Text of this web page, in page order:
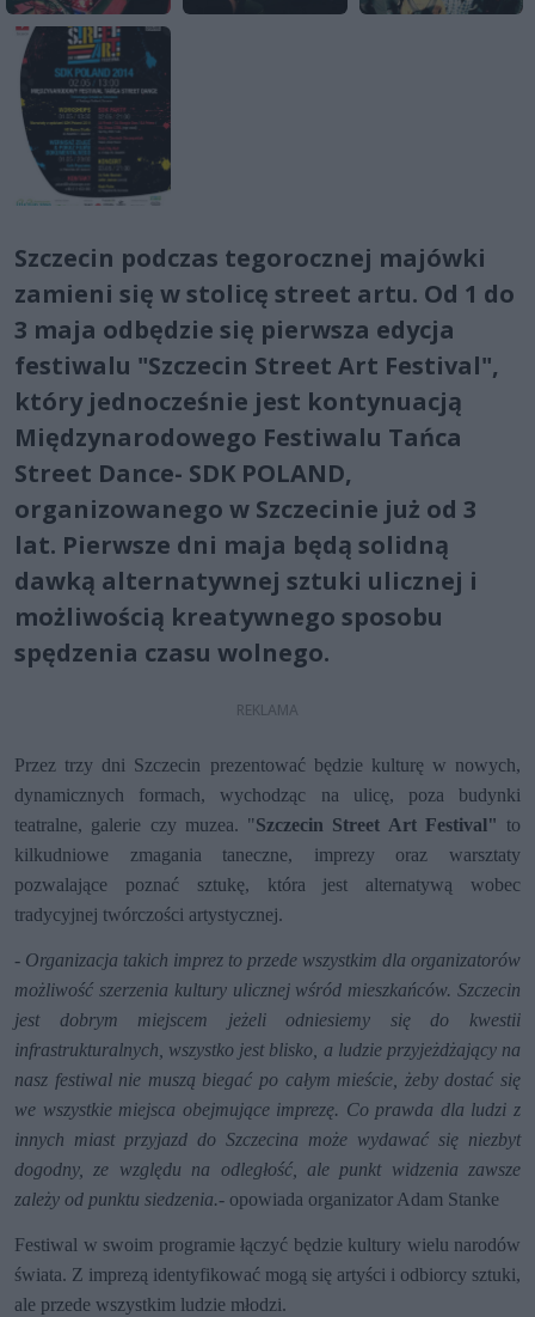
Szczecin podczas tegorocznej majówki
zamieni się w stolicę street artu. Od 1 do
3 maja odbędzie się pierwsza edycja
festiwalu "Szczecin Street Art Festival",
który jednocześnie jest kontynuacją
Międzynarodowego Festiwalu Tańca
Street Dance- SDK POLAND,
organizowanego w Szczecinie już od 3
lat. Pierwsze dni maja będą solidną
dawką alternatywnej sztuki ulicznej i
możliwością kreatywnego sposobu
spędzenia czasu wolnego.
Przez trzy dni Szczecin prezentować będzie kulturę w nowych,
dynamicznych formach, wychodząc na ulicę, poza budynki
teatralne, galerie czy muzea. "Szczecin Street Art Festival" to
kilkudniowe zmagania taneczne, imprezy oraz warsztaty
pozwalające poznać sztukę, która jest alternatywą wobec
tradycyjnej twórczości artystycznej.
- Organizacja takich imprez to przede wszystkim dla organizatorów
możliwość szerzenia kultury ulicznej wśród mieszkańców. Szczecin
jest dobrym miejscem jeżeli odniesiemy się do kwestii
infrastrukturalnych, wszystko jest blisko, a ludzie przyjeżdżający na
nasz festiwal nie muszą biegać po całym mieście, żeby dostać się
we wszystkie miejsca obejmujące imprezę. Co prawda dla ludzi z
innych miast przyjazd do Szczecina może wydawać się niezbyt
dogodny, ze względu na odległość, ale punkt widzenia zawsze
zależy od punktu siedzenia.- opowiada organizator Adam Stanke
Festiwal w swoim programie łączyć będzie kultury wielu narodów
świata. Z imprezą identyfikować mogą się artyści i odbiorcy sztuki,
ale przede wszystkim ludzie młodzi.